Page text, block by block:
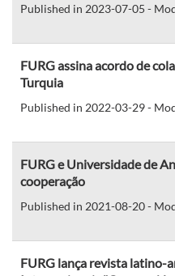
Published in 2023-07-05 -
FURG assina acordo de
Turquia
Published in 2022-03-29 -
FURG e Universidade de
cooperação
Published in 2021-08-20 -
FURG lança revista latino-